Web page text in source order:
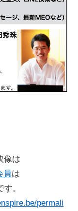
像は
員は
。
permali